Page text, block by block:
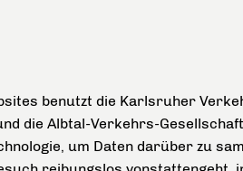
benutzt die Karlsruher
die Albtal-Verkehrs-
um Daten darüber zu